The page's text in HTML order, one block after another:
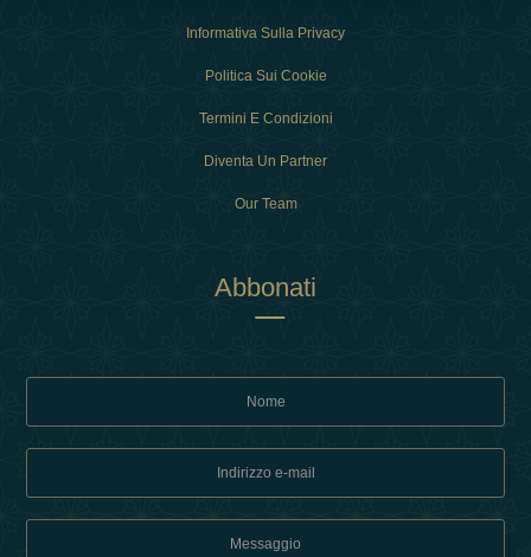
Informativa Sulla Privacy
Politica Sui Cookie
Termini E Condizioni
Diventa Un Partner
Our Team
Abbonati